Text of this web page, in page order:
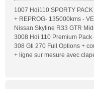
e
1007 Hdi110 SPORTY
+ REPROG- 135000kms -
Nissan Skyline R33 GTR
3008 Hdi 110 Premium Pack
308 Gti 270 Full Options +
+ ligne sur mesure avec